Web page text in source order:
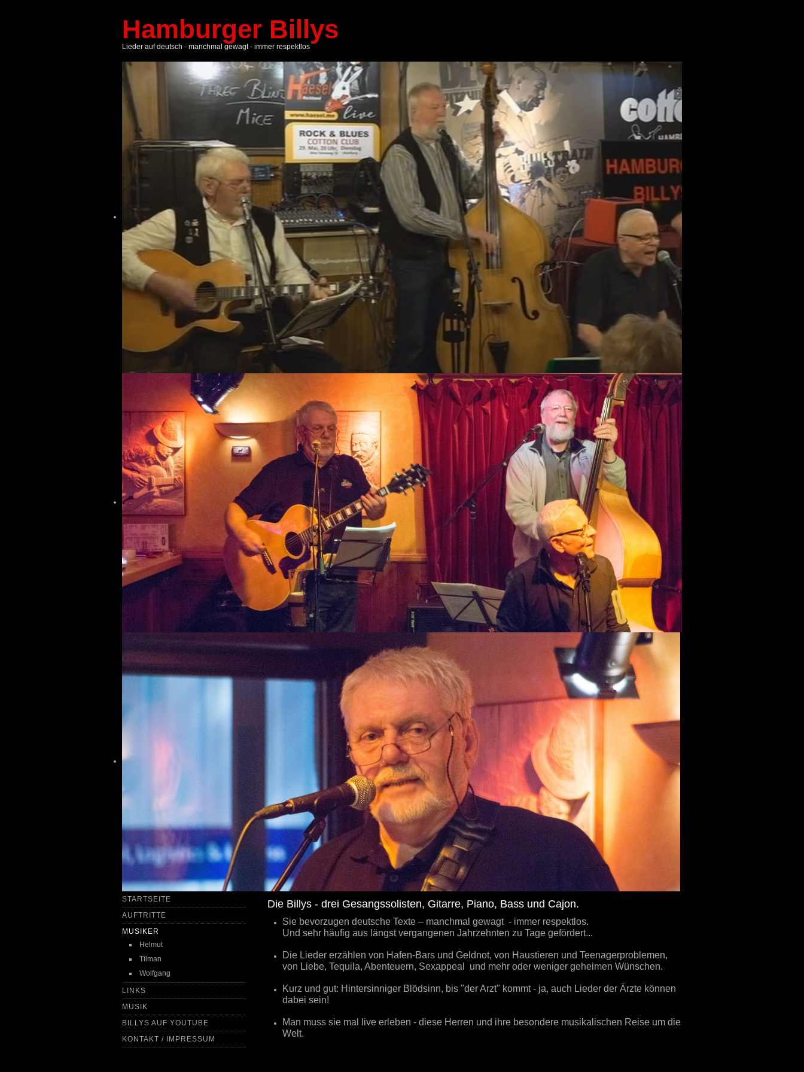
Hamburger Billys
Lieder auf deutsch - manchmal gewagt - immer respektlos
STARTSEITE
AUFTRITTE
MUSIKER
Helmut
Tilman
Wolfgang
LINKS
MUSIK
BILLYS AUF YOUTUBE
KONTAKT / IMPRESSUM
Die Billys - drei Gesangssolisten, Gitarre, Piano, Bass und Cajon.
Sie bevorzugen deutsche Texte – manchmal gewagt - immer respektlos.
Und sehr häufig aus längst vergangenen Jahrzehnten zu Tage gefördert...
Die Lieder erzählen von Hafen-Bars und Geldnot, von Haustieren und Teenagerproblemen,
von Liebe, Tequila, Abenteuern, Sexappeal und mehr oder weniger geheimen Wünschen.
Kurz und gut: Hintersinniger Blödsinn, bis "der Arzt" kommt - ja, auch Lieder der Ärzte können
dabei sein!
Man muss sie mal live erleben - diese Herren und ihre besondere musikalischen Reise um die
Welt.